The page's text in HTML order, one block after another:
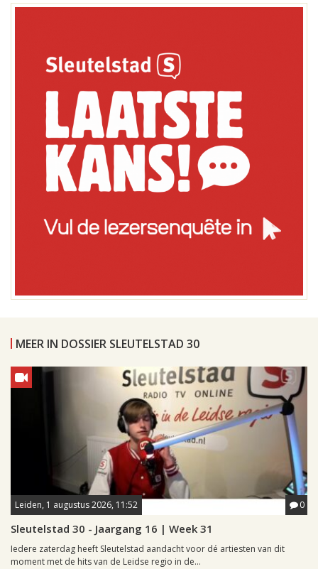
MEER IN DOSSIER SLEUTELSTAD 30
Leiden, 1 augustus 2026, 11:52 0
Sleutelstad 30 - Jaargang 16 | Week 31
Iedere zaterdag heeft Sleutelstad aandacht voor dé artiesten van dit
moment met de hits van de Leidse regio in de...